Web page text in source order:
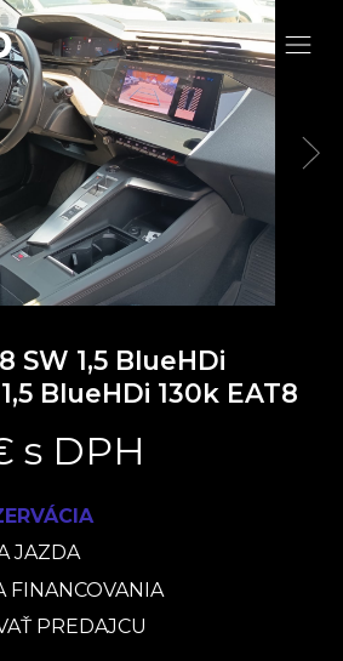
SW 1,5 BlueHDi
BlueHDi 130k EAT8
s DPH
JAZDA
FINANCOVANIA
PREDAJCU